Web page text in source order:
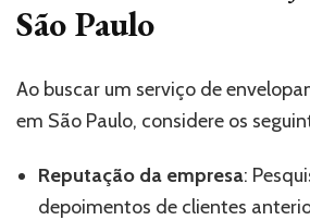
São Paulo
Ao buscar um serviço de
em São Paulo, considere os
Reputação da empresa:
depoimentos de clientes